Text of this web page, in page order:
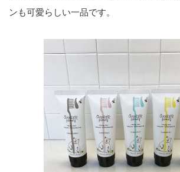
ンも可愛らしい一品です。